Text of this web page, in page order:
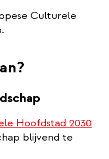
Culturele
Hoofdstad 2030
blijvend te